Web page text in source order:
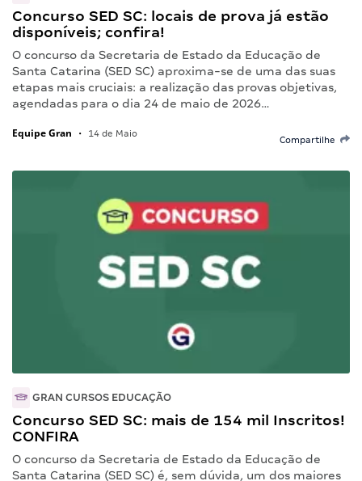
Concurso SED SC: locais de prova já estão
disponíveis; confira!
O concurso da Secretaria de Estado da Educação de
Santa Catarina (SED SC) aproxima-se de uma das suas
etapas mais cruciais: a realização das provas objetivas,
agendadas para o dia 24 de maio de 2026…
Equipe Gran • 14 de Maio
Compartilhe
GRAN CURSOS EDUCAÇÃO
Concurso SED SC: mais de 154 mil Inscritos!
CONFIRA
O concurso da Secretaria de Estado da Educação de
Santa Catarina (SED SC) é, sem dúvida, um dos maiores